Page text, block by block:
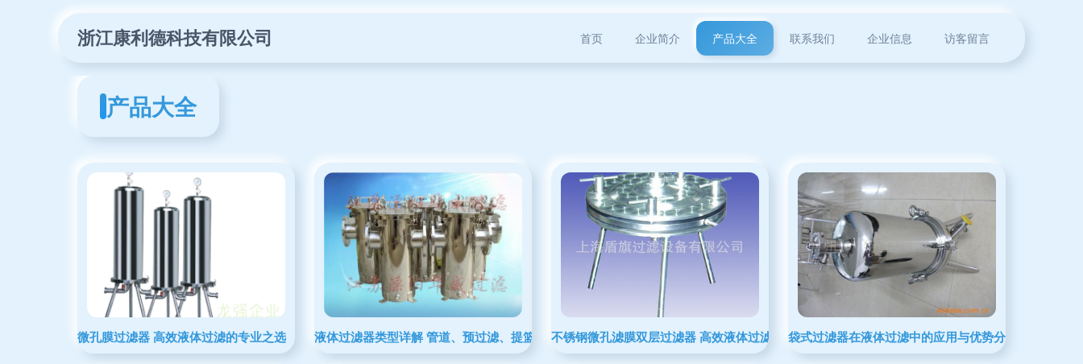
浙江康利德科技有限公司 首页 企业简介 产品大全 联系我们 企业信息 访客留言
产品大全
微孔膜过滤器 高效液体过滤的专业之选 液体过滤器类型详解 管道、预过滤、提篮式与毛发过滤器不锈钢微孔滤膜双层过滤器 高效液体过滤的优选方案袋式过滤器在液体过滤中的应用与优势分析